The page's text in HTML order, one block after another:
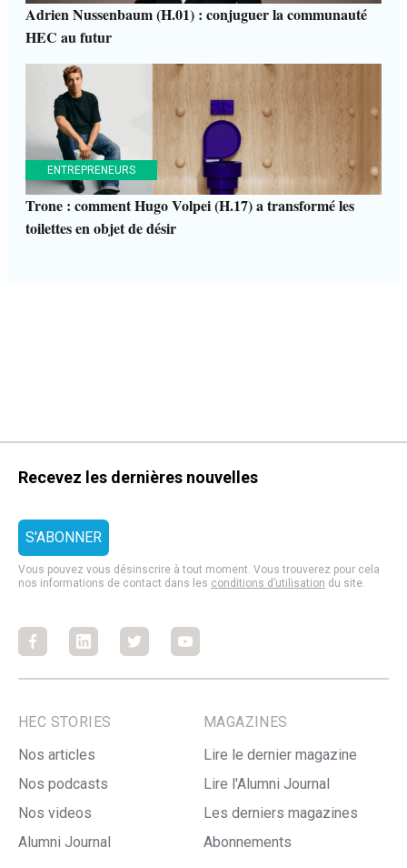
Adrien Nussenbaum (H.01) : conjuguer la communauté
HEC au futur
ENTREPRENEURS
Trone : comment Hugo Volpei (H.17) a transformé les
toilettes en objet de désir
Recevez les dernières nouvelles
Vous pouvez vous désinscrire à tout moment. Vous trouverez pour cela
nos informations de contact dans les conditions d’utilisation du site.
FacebookFacebookFacebookFacebook
HEC STORIES
Nos articles
Nos podcasts
Nos videos
Alumni Journal
MAGAZINES
Lire le dernier magazine
Lire l'Alumni Journal
Les derniers magazines
Abonnements